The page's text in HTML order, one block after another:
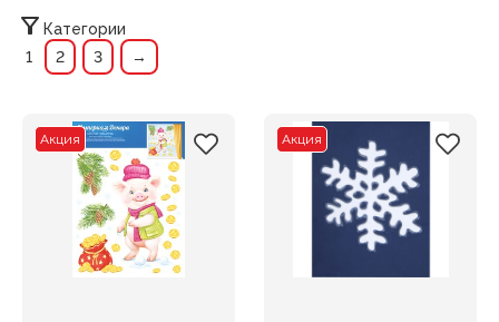
Категории
1
2 3 →
Акция Акция